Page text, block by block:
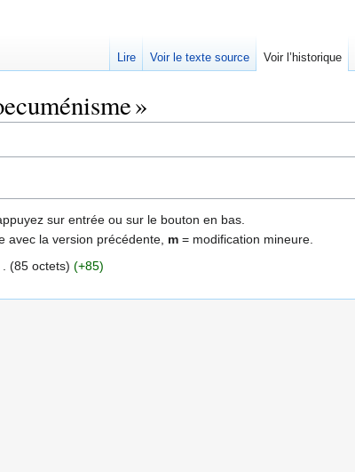
»
sur entrée ou sur le bouton en bas.
avec la version précédente, m = modification mineure.
85 octets +85
Lire Voir le texte source Voir l’historique